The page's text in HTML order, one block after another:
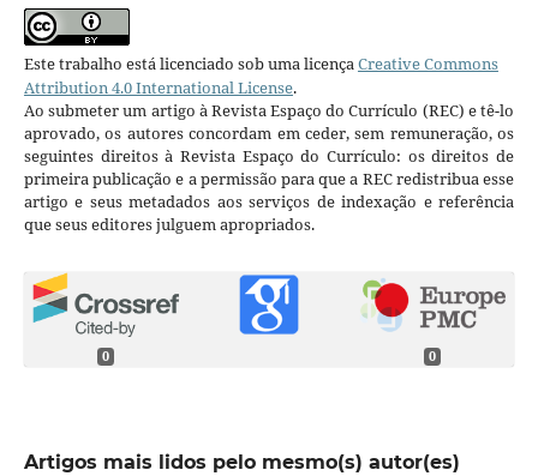
Este trabalho está licenciado sob uma licençaCreative Commons
Attribution 4.0 International License.
Ao submeter um artigo à Revista Espaço do Currículo (REC) e tê-lo
aprovado, os autores concordam em ceder, sem remuneração, os
seguintes direitos à Revista Espaço do Currículo: os direitos de
primeira publicação e a permissão para que a REC redistribua esse
artigo e seus metadados aos serviços de indexação e referência
que seus editores julguem apropriados.
0 0
Artigos mais lidos pelo mesmo(s) autor(es)